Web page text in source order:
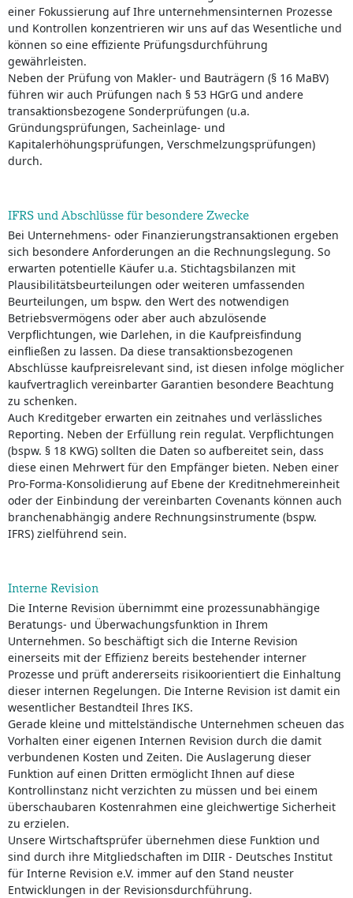
einer Fokussierung auf Ihre unternehmensinternen Prozesse
und Kontrollen konzentrieren wir uns auf das Wesentliche und
können so eine effiziente Prüfungsdurchführung
gewährleisten.
Neben der Prüfung von Makler- und Bauträgern (§ 16 MaBV)
führen wir auch Prüfungen nach § 53 HGrG und andere
transaktionsbezogene Sonderprüfungen (u.a.
Gründungsprüfungen, Sacheinlage- und
Kapitalerhöhungsprüfungen, Verschmelzungsprüfungen)
durch.
IFRS und Abschlüsse für besondere Zwecke
Bei Unternehmens- oder Finanzierungstransaktionen ergeben
sich besondere Anforderungen an die Rechnungslegung. So
erwarten potentielle Käufer u.a. Stichtagsbilanzen mit
Plausibilitätsbeurteilungen oder weiteren umfassenden
Beurteilungen, um bspw. den Wert des notwendigen
Betriebsvermögens oder aber auch abzulösende
Verpflichtungen, wie Darlehen, in die Kaufpreisfindung
einfließen zu lassen. Da diese transaktionsbezogenen
Abschlüsse kaufpreisrelevant sind, ist diesen infolge möglicher
kaufvertraglich vereinbarter Garantien besondere Beachtung
zu schenken.
Auch Kreditgeber erwarten ein zeitnahes und verlässliches
Reporting. Neben der Erfüllung rein regulat. Verpflichtungen
(bspw. § 18 KWG) sollten die Daten so aufbereitet sein, dass
diese einen Mehrwert für den Empfänger bieten. Neben einer
Pro-Forma-Konsolidierung auf Ebene der Kreditnehmereinheit
oder der Einbindung der vereinbarten Covenants können auch
branchenabhängig andere Rechnungsinstrumente (bspw.
IFRS) zielführend sein.
Interne Revision
Die Interne Revision übernimmt eine prozessunabhängige
Beratungs- und Überwachungsfunktion in Ihrem
Unternehmen. So beschäftigt sich die Interne Revision
einerseits mit der Effizienz bereits bestehender interner
Prozesse und prüft andererseits risikoorientiert die Einhaltung
dieser internen Regelungen. Die Interne Revision ist damit ein
wesentlicher Bestandteil Ihres IKS.
Gerade kleine und mittelständische Unternehmen scheuen das
Vorhalten einer eigenen Internen Revision durch die damit
verbundenen Kosten und Zeiten. Die Auslagerung dieser
Funktion auf einen Dritten ermöglicht Ihnen auf diese
Kontrollinstanz nicht verzichten zu müssen und bei einem
überschaubaren Kostenrahmen eine gleichwertige Sicherheit
zu erzielen.
Unsere Wirtschaftsprüfer übernehmen diese Funktion und
sind durch ihre Mitgliedschaften im DIIR - Deutsches Institut
für Interne Revision e.V. immer auf den Stand neuster
Entwicklungen in der Revisionsdurchführung.